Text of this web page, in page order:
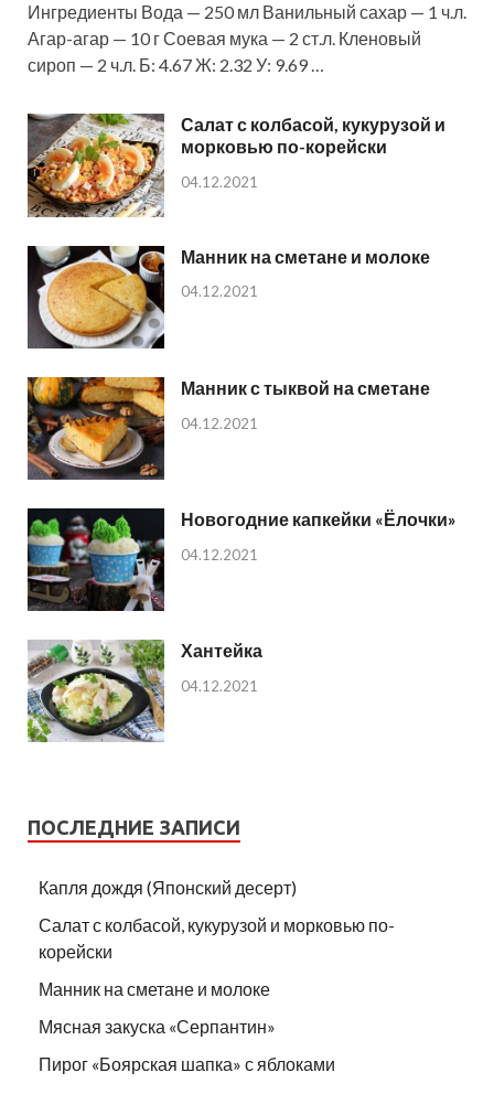
Ингредиенты Вода — 250 мл Ванильный сахар — 1 ч.л.
Агар-агар — 10 г Соевая мука — 2 ст.л. Кленовый
сироп — 2 ч.л. Б: 4.67 Ж: 2.32 У: 9.69 …
Салат с колбасой, кукурузой и
морковью по-корейски
04.12.2021
Манник на сметане и молоке
04.12.2021
Манник с тыквой на сметане
04.12.2021
Новогодние капкейки «Ёлочки»
04.12.2021
Хантейка
04.12.2021
ПОСЛЕДНИЕ ЗАПИСИ
Капля дождя (Японский десерт)
Салат с колбасой, кукурузой и морковью по-
корейски
Манник на сметане и молоке
Мясная закуска «Серпантин»
Пирог «Боярская шапка» с яблоками